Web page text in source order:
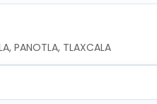
PANOTLA, TLAXCALA